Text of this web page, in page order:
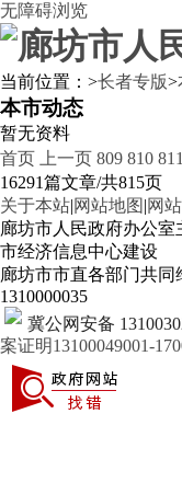
无障碍浏览
当前位置： >长者专版>
本市动态
暂无资料
首页
上一页 809 810 811
16291篇文章/共815页
关于本站|网站地图 |网
廊坊市人民政府办公
市经济信息中心建设
廊坊市市直各部门共
1310000035
冀公网安备
案证明13100049001-